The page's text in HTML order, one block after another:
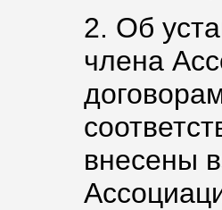
2. Об
члена
внесены